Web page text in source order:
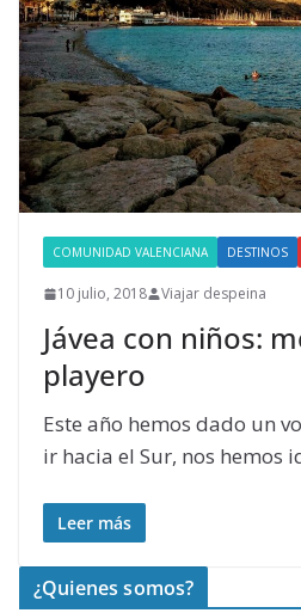
COMUNIDAD VALENCIANA DESTINOS
10 julio, 2018 Viajar despeina
Jávea con niños:
playero
Este año hemos dado un
ir hacia el Sur, nos hemos
Leer más
¿Quienes somos?